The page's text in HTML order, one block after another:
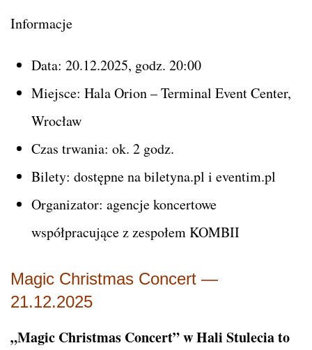
Informacje
Data: 20.12.2025, godz. 20:00
Miejsce: Hala Orion – Terminal Event Center,
Wrocław
Czas trwania: ok. 2 godz.
Bilety: dostępne na biletyna.pl i eventim.pl
Organizator: agencje koncertowe
współpracujące z zespołem KOMBII
Magic Christmas Concert —
21.12.2025
„Magic Christmas Concert” w Hali Stulecia to